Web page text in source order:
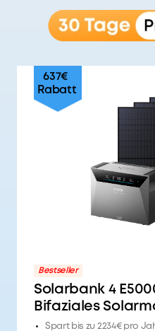
Bestseller
Solarbank 4
Bifaziales
Spart bis zu 2234€ pro
637€
Rabatt